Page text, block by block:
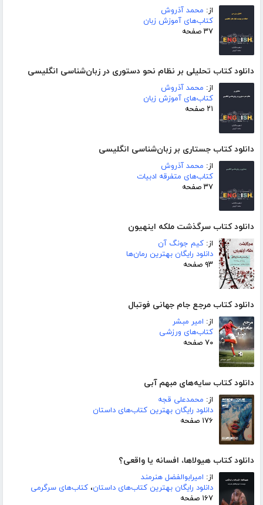
از: محمد آذروش
کتاب‌های آموزش زبان
۳۷ صفحه
دانلود کتاب تحلیلی بر نظام نحو دستوری در زبان‌شناسی انگلیسی
از: محمد آذروش
کتاب‌های آموزش زبان
۲۱ صفحه
دانلود کتاب جستاری بر زبان‌شناسی انگلیسی
از: محمد آذروش
کتاب‌های متفرقه ادبیات
۳۷ صفحه
دانلود کتاب سرگذشت ملکه اینهیون
از: کیم جونگ آن
دانلود رایگان بهترین رمان‌ها
۹۳ صفحه
دانلود کتاب مرجع جام جهانی فوتبال
از: امیر مبشر
کتاب‌های ورزشی
۷۰ صفحه
دانلود کتاب سایه‌های مبهم آبی
از: محمدعلی قجه
دانلود رایگان بهترین کتاب‌های داستان
۱۷۶ صفحه
دانلود کتاب هیولاها، افسانه یا واقعی؟
از: امیرابوالفضل هنرمند
دانلود رایگان بهترین کتاب‌های داستان، کتاب‌های سرگرمی
۱۶۷ صفحه